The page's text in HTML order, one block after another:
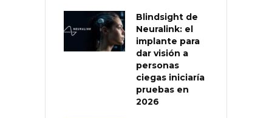
Blindsight de
Neuralink: el
implante para
dar visión a
personas
ciegas iniciaría
pruebas en
2026